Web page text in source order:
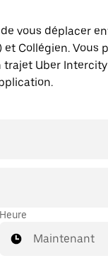
vous déplacer
Collégien. Vous
Uber
Heure
Maintenant